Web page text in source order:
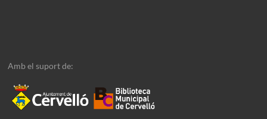
Amb el suport de: